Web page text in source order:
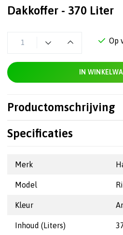
Dakkoffer - 370 Liter
Op
IN
Productomschrijving
Specificaties
Merk
Model
Kleur
Inhoud (Liters)